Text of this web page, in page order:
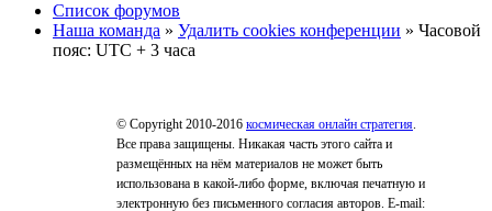
Список форумов
Наша команда » Удалить cookies конференции » Часовой
пояс: UTC + 3 часа
© Copyright 2010-2016 космическая онлайн стратегия.
Все права защищены. Никакая часть этого сайта и
размещённых на нём материалов не может быть
использована в какой-либо форме, включая печатную и
электронную без письменного согласия авторов. E-mail: